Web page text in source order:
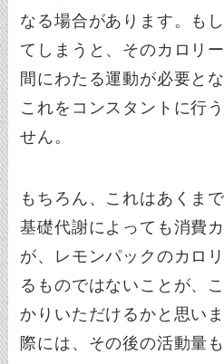
なる場合があります。も
てしまうと、そのカロリ
間にわたる運動が必要と
これをコンスタントに行
せん。
もちろん、これはあくま
基礎代謝によっても消費
が、レモンパックのカロ
るものではないことが、
かりいただけるかと思い
際には、その後の活動量